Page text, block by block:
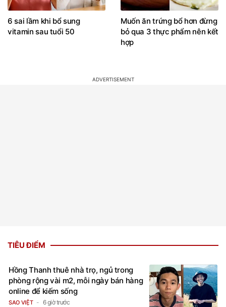
6 sai lầm khi bổ sung
vitamin sau tuổi 50
Muốn ăn trứng bổ hơn đừng
bỏ qua 3 thực phẩm nên kết
hợp
TIÊU ĐIỂM
Hồng Thanh thuê nhà trọ, ngủ trong
phòng rộng vài m2, mỗi ngày bán hàng
online để kiếm sống
SAO VIỆT 6 giờ trước